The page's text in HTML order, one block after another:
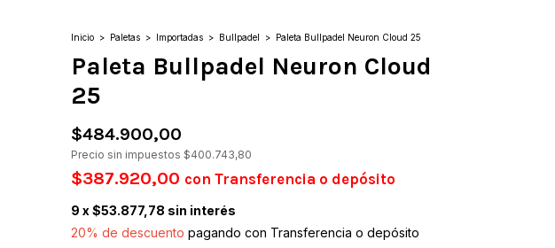
Inicio > Paletas > Importadas > Bullpadel > Paleta Bullpadel Neuron Cloud 25
Paleta Bullpadel Neuron Cloud
25
$484.900,00
Precio sin impuestos $400.743,80
$387.920,00 con Transferencia o depósito
9 x$53.877,78 sin interés
20% de descuento pagando con Transferencia o depósito